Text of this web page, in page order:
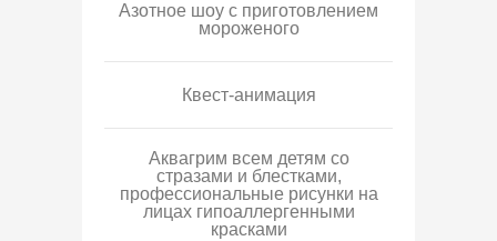
Азотное шоу с приготовлением
мороженого
Квест-анимация
Аквагрим всем детям со
стразами и блестками,
профессиональные рисунки на
лицах гипоаллергенными
красками